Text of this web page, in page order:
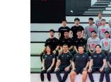
โลก FORMULA 1
PRIX 2026 ณ สนา
สิงคโปร์ แบบติดขอ
นั่ง) มูลค่ารวมกว่า